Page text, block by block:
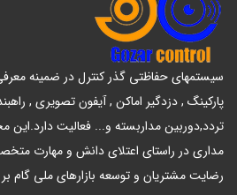
سیستمهای حفاظتی گذر کنترل در ضمینه
پارکینگ , دزدگیر اماکن , آیفون تصویری ,
تردد,دوربین مداربسته و... فعالیت
مداری در راستای اعتلای دانش و مهارت
رضایت مشتریان و توسعه بازارهای ملی گام بر